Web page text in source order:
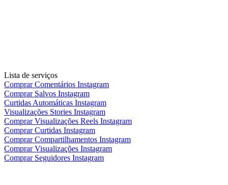
Lista de serviços
Comprar Comentários Instagram
Comprar Salvos Instagram
Curtidas Automáticas Instagram
Visualizações Stories Instagram
Comprar Visualizações Reels Instagram
Comprar Curtidas Instagram
Comprar Compartilhamentos Instagram
Comprar Visualizações Instagram
Comprar Seguidores Instagram